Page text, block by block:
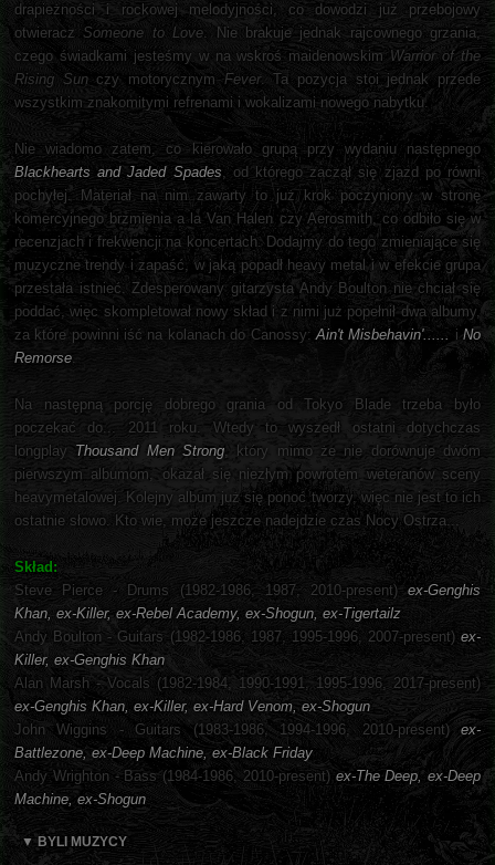
drapieżności i rockowej melodyjności, co dowodzi już przebojowy
otwieracz Someone to Love. Nie brakuje jednak rajcownego grzania,
czego świadkami jesteśmy w na wskroś maidenowskim Warrior of the
Rising Sunczy motorycznym Fever. Ta pozycja stoi jednak przede
wszystkim znakomitymi refrenami i wokalizami nowego nabytku.
Nie wiadomo zatem, co kierowało grupą przy wydaniu następnego
Blackhearts and Jaded Spades, od którego zaczął się zjazd po równi
pochyłej. Materiał na nim zawarty to już krok poczyniony w stronę
komercyjnego brzmienia a la Van Halen czy Aerosmith, co odbiło się w
recenzjach i frekwencji na koncertach. Dodajmy do tego zmieniające się
muzyczne trendy i zapaść, w jaką popadł heavy metal i w efekcie grupa
przestała istnieć. Zdesperowany gitarzysta Andy Boulton nie chciał się
poddać, więc skompletował nowy skład i z nimi już popełnił dwa albumy,
za które powinni iść na kolanach do Canossy:Ain't Misbehavin'...... iNo
Remorse.
Na następną porcję dobrego grania od Tokyo Blade trzeba było
poczekać do... 2011 roku. Wtedy to wyszedł ostatni dotychczas
longplay Thousand Men Strong, który mimo że nie dorównuje dwóm
pierwszym albumom, okazał się niezłym powrotem weteranów sceny
heavymetalowej. Kolejny album już się ponoć tworzy, więc nie jest to ich
ostatnie słowo. Kto wie, może jeszcze nadejdzie czas Nocy Ostrza...
Skład:
Steve Pierce - Drums (1982-1986, 1987, 2010-present) ex-Genghis
Khan, ex-Killer, ex-Rebel Academy, ex-Shogun, ex-Tigertailz
Andy Boulton - Guitars (1982-1986, 1987, 1995-1996, 2007-present) ex-
Killer, ex-Genghis Khan
Alan Marsh - Vocals (1982-1984, 1990-1991, 1995-1996, 2017-present)
ex-Genghis Khan, ex-Killer, ex-Hard Venom, ex-Shogun
John Wiggins - Guitars (1983-1986, 1994-1996, 2010-present) ex-
Battlezone, ex-Deep Machine, ex-Black Friday
Andy Wrighton - Bass (1984-1986, 2010-present) ex-The Deep, ex-Deep
Machine, ex-Shogun
▼ BYLI MUZYCY